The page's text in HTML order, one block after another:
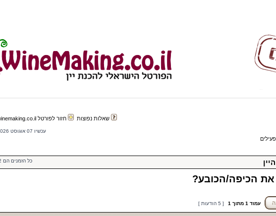
שאלות נפוצות חזור לפורטל winemaking.co.il
עכשיו 07 אוגוסט 2026, 15:17
כל הזמנים הם UTC + 2 שעות
הכיפה/הכובע?
עמוד 1 מתוך 1 [ 5 הודעות ]